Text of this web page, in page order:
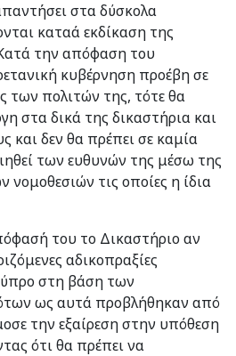
στα δύσκολα
καταά εκδίκαση της
την απόφαση του
κυβέρνηση προέβη σε
των πολιτών της, τότε θα
στα δικά της δικαστήρια και
και δεν θα πρέπει σε καμία
των ευθυνών της μέσω της
νομοθεσιών τις οποίες η ίδια
του το Δικαστήριο αν
αδικοπραξίες
στη βάση των
ως αυτά προβλήθηκαν από
την εξαίρεση στην υπόθεση
ότι θα πρέπει να